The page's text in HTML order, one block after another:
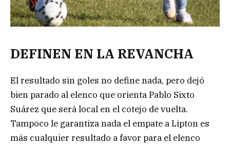
DEFINEN EN LA REVANCHA
El resultado sin goles no define nada, pero dejó
bien parado al elenco que orienta Pablo Sixto
Suárez que será local en el cotejo de vuelta.
Tampoco le garantiza nada el empate a Lipton es
más cualquier resultado a favor para el elenco